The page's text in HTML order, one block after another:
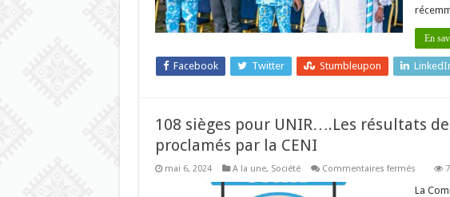
En
Facebook Twitter Stumbleupon
108 sièges pour UNIR….Les résultats
proclamés par la CENI
mai 6, 2024 A la une, Société Commentaires ferméssur
sièges
La